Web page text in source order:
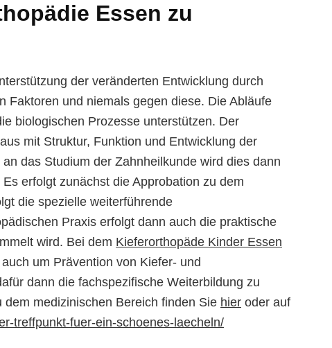
Essen zu
der veränderten Entwicklung durch
Faktoren und niemals gegen diese. Die Abläufe
biologischen Prozesse unterstützen. Der
mit Struktur, Funktion und Entwicklung der
das Studium der Zahnheilkunde wird dies dann
erfolgt zunächst die Approbation zu dem
die spezielle weiterführende
Praxis erfolgt dann auch die praktische
wird. Bei dem Kieferorthopäde Kinder Essen
um Prävention von Kiefer- und
dann die fachspezifische Weiterbildung zu
medizinischen Bereich finden Sie hier oder auf
treffpunkt-fuer-ein-schoenes-laecheln/